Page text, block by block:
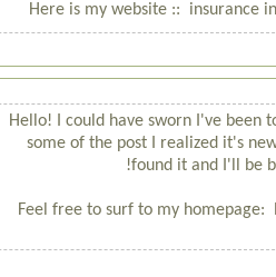
Here is my website :: insurance
Hello! I could have sworn I've been
some of the post I realized it's
found it and I'll be
Feel free to surf to my homepage: